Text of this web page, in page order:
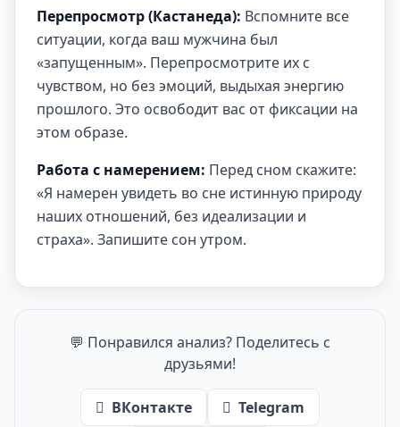
Перепросмотр (Кастанеда): Вспомните все
ситуации, когда ваш мужчина был
«запущенным». Перепросмотрите их с
чувством, но без эмоций, выдыхая энергию
прошлого. Это освободит вас от фиксации на
этом образе.
Работа с намерением: Перед сном скажите:
«Я намерен увидеть во сне истинную природу
наших отношений, без идеализации и
страха». Запишите сон утром.
💬 Понравился анализ? Поделитесь с
друзьями!
ВКонтакте
Telegram